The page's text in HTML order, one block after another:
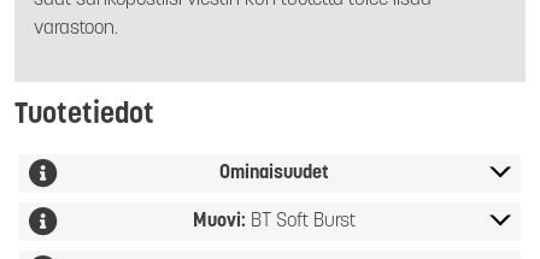
varastoon.
Tuotetiedot
Ominaisuudet
Muovi: BT Soft Burst